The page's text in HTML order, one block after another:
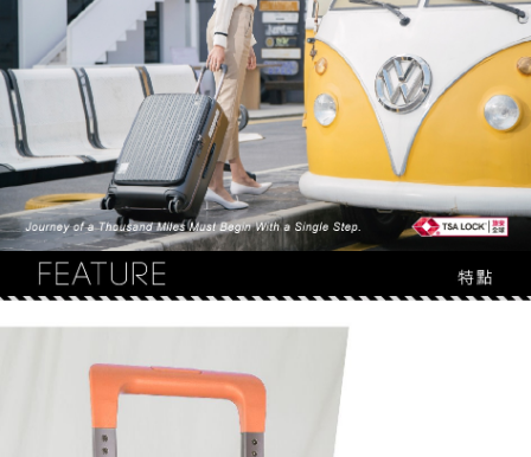
1.分期款項不併入電信帳單，「大哥付你分期」於每月結算日後寄送繳費提
醒簡訊。
2.透過簡訊連結打開帳單後，可選擇「超商條碼／台灣大直營門市／銀行轉
帳／街口支付／iPASS MONEY」等通路繳費。
【注意事項】
1.本服務係由「台灣大哥大股份有限公司」（以下簡稱本公司）所提供，讓
用戶於交易時，得透過本服務購買商品或服務，並由商店將買賣／分期付款
買賣價金債權讓與本公司後，依約使用本公司帳單繳交帳款。
2.基於同意付款使用「大哥付你分期」之契約關係目的，商店將以您的個人
資料（包含姓名、電話或地址）提供予台灣大哥大進項蒐集、處理及利用，
由本公司與您本人進行分期帳單所需資料之確認、核對及更正。
3.完整用戶服務條款，請詳閱以下連結：
【「AFTEE先享後付」結帳流程】
１．於結帳方式選擇「AFTEE先享後付」後，將跳轉至「AFTEE先享後付」
結帳頁面，進行簡訊認證並確認金額後，即可完成結帳。
２．訂單成立數日內，您將收到繳費通知簡訊。
３．收到繳費通知簡訊後14天內，點擊此簡訊中的連結，可透過四大超商／
ATM／網路銀行／等多元方式進行付款，方視為交易完成。
※ 請注意：結帳手續完成當下不需立刻繳費，但若您需要取消訂單，請聯絡
購買商品的店家。未經商家同意取消之訂單仍視為有效，需透過AFTEE先享
後付繳納相關費用。
※ 交易是否成功請以「AFTEE先享後付 」之結帳頁面顯示為準，若有關於
是否繳費成功／繳費後需取消欲退款等相關疑問，請聯繫「AFTEE先享後付
客戶支援中心」https://netprotections.freshdesk.com/support/home
【注意事項】
易，需依本服務之必要範圍內提供個人資料，並將交易相關給付款項請求債
權轉讓予恩沛科技股份有限公司。
２．關於個人資料處理事宜，請瀏覽以下網址：
https://aftee.tw/terms/#terms3
３．未成年的使用者請事先徵得法定代理人或監護人之同意方可使用
「AFTEE先享後付」，若未經同意申辦者引起之損失，本公司不負相關責
每筆NT$100，滿NT$1,200(含以上)免運費
京站台北店客服中心(1F星巴克旁) 即日起不提供京站紙袋，取件時
請自備購物袋，若需購買紙袋可現場詢問
免運費